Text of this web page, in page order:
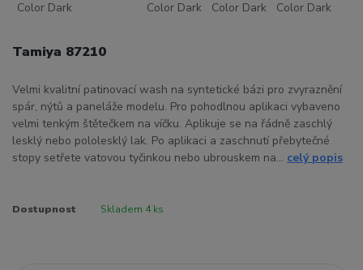
Tamiya 87210
Velmi kvalitní patinovací wash na syntetické bázi pro zvyraznění
spár, nýtů a paneláže modelu. Pro pohodlnou aplikaci vybaveno
velmi tenkým štětečkem na víčku. Aplikuje se na řádně zaschlý
lesklý nebo pololesklý lak. Po aplikaci a zaschnutí přebytečné
stopy setřete vatovou tyčinkou nebo ubrouskem na... celý popis
Dostupnost Skladem 4 ks